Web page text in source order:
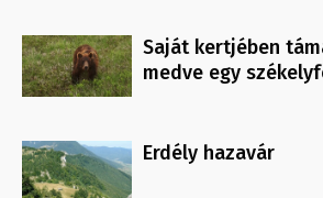
Saját kertjében
medve egy
Erdély hazavár